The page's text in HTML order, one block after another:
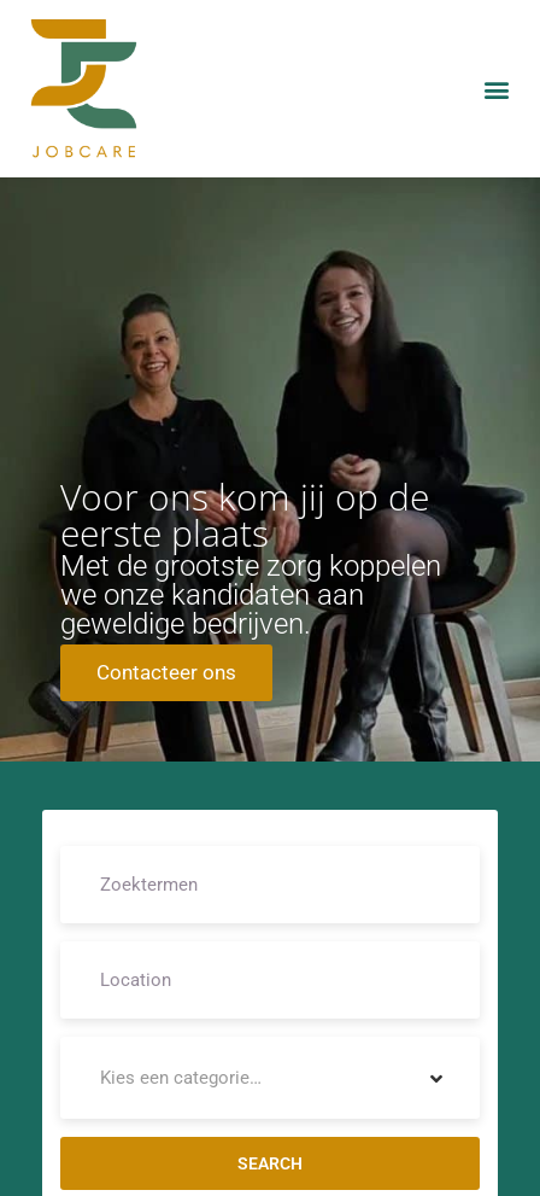
Voor ons kom jij op de
eerste plaats
Met de grootste zorg koppelen
we onze kandidaten aan
geweldige bedrijven.
Contacteer ons
Kies een categorie…